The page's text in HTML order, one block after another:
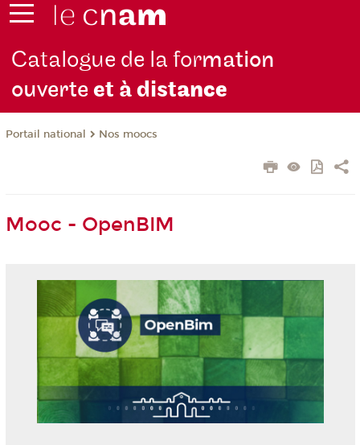
Catalogue de la formation
ouverteet à distance
Portail national Nos moocs
Mooc - OpenBIM